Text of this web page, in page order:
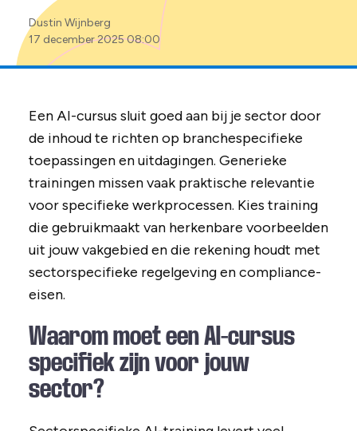
Posted
by:
Dustin Wijnberg
17 december 2025 08:00
Een AI-cursus sluit goed aan bij je sector door
de inhoud te richten op branchespecifieke
toepassingen en uitdagingen. Generieke
trainingen missen vaak praktische relevantie
voor specifieke werkprocessen. Kies training
die gebruikmaakt van herkenbare voorbeelden
uit jouw vakgebied en die rekening houdt met
sectorspecifieke regelgeving en compliance-
eisen.
Waarom moet een AI-cursus
specifiek zijn voor jouw
sector?